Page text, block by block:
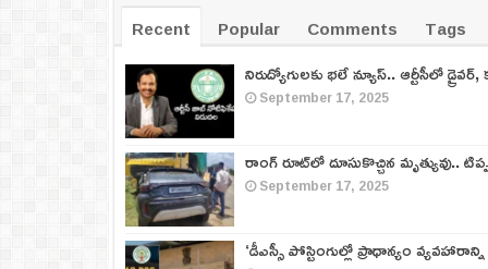
Recent Popular Comments
Tags
నిరుద్యోగులకు భలే న్యూస్.. ఆర్టీసీలో
September 17, 2025
రాంగ్ రూట్‌లో దూసుకొచ్చిన మృత్యువు..
September 17, 2025
‘డీఎస్సీ పోస్టింగుల్లో ప్రాధాన్యం